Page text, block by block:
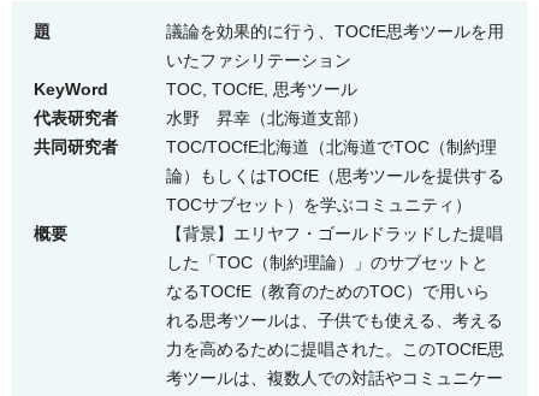
題
議論を効果的に行う、TOCfE思考ツールを用
いたファシリテーション
KeyWord
TOC, TOCfE, 思考ツール
代表研究者
水野 昇幸（北海道支部）
共同研究者
TOC/TOCfE北海道（北海道でTOC（制約理
論）もしくはTOCfE（思考ツールを提供する
TOCサブセット）を学ぶコミュニティ）
概要
【背景】エリヤフ・ゴールドラッドした提唱
した「TOC（制約理論）」のサブセットと
なるTOCfE（教育のためのTOC）で用いら
れる思考ツールは、子供でも使える、考える
力を高めるために提唱された。このTOCfE思
考ツールは、複数人での対話やコミュニケー